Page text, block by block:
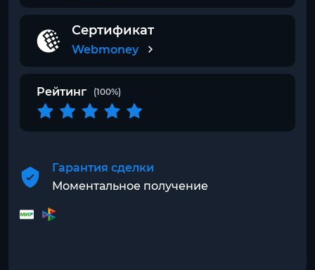
Сертификат
Webmoney
Рейтинг (100%)
Гарантия сделки
Моментальное получение